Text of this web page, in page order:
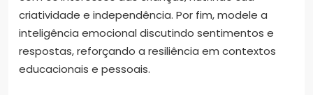
criatividade e independência. Por fim, modele a
inteligência emocional discutindo sentimentos e
respostas, reforçando a resiliência em contextos
educacionais e pessoais.